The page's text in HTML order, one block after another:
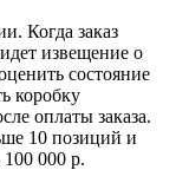
Когда заказ
извещение о
состояние
коробку
оплаты заказа.
10 позиций и
000 р.